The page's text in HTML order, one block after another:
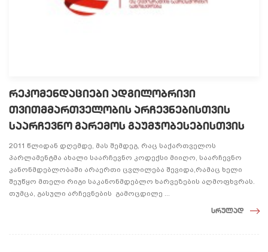
რეკომენდაციები ადგილობრივი
თვითმმართველობის არჩევნებისთვის
საარჩევნო გარემოს გაუმჯობესებისთვის
2011 წლიდან დღემდე, მას შემდეგ, რაც საქართველოს
პარლამენტმა ახალი საარჩევნო კოდექსი მიიღო, საარჩევნო
კანონმდებლობაში არაერთი ცვლილება შევიდა,რამაც ხელი
შეუწყო მთელი რიგი საკანონმდებლო ხარვეზების აღმოფხვრას.
თუმცა, გასული არჩევნების გამოცდილე ...
სრულად